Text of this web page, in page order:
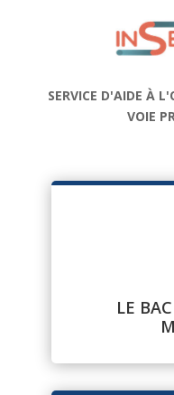
SERVICE D'AIDE À
VOIE
LE